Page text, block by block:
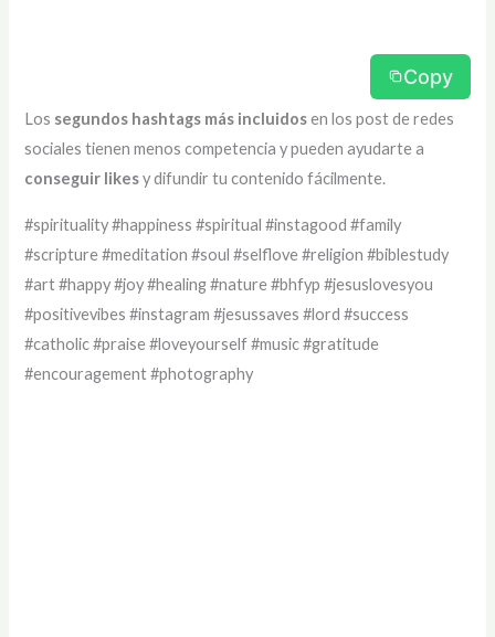
Copy
Los segundos hashtags más incluidosen los post de redes
sociales tienen menos competencia y pueden ayudarte a
conseguir likesy difundir tu contenido fácilmente.
#spirituality #happiness #spiritual #instagood #family
#scripture #meditation #soul #selflove #religion #biblestudy
#art #happy #joy #healing #nature #bhfyp #jesuslovesyou
#positivevibes #instagram #jesussaves #lord #success
#catholic #praise #loveyourself #music #gratitude
#encouragement #photography